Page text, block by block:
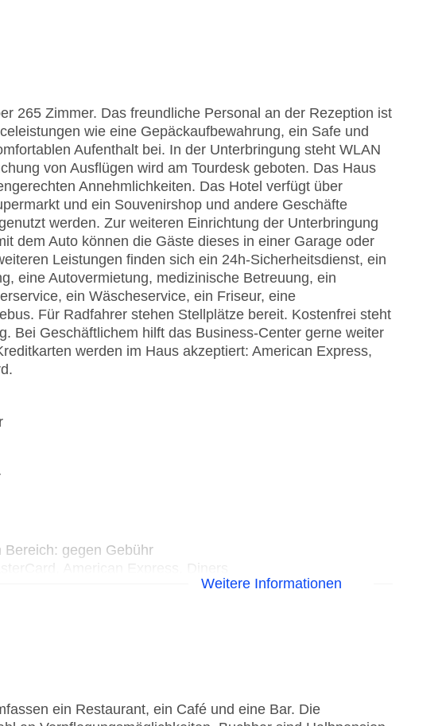
265 Zimmer. Das freundliche Personal an der Rezeption ist
wie eine Gepäckaufbewahrung, ein Safe und
Aufenthalt bei. In der Unterbringung steht WLAN
von Ausflügen wird am Tourdesk geboten. Das Haus
Annehmlichkeiten. Das Hotel verfügt über
und ein Souvenirshop und andere Geschäfte
werden. Zur weiteren Einrichtung der Unterbringung
dem Auto können die Gäste dieses in einer Garage oder
Leistungen finden sich ein 24h-Sicherheitsdienst, ein
eine Autovermietung, medizinische Betreuung, ein
ein Wäscheservice, ein Friseur, eine
Für Radfahrer stehen Stellplätze bereit. Kostenfrei steht
Bei Geschäftlichem hilft das Business-Center gerne weiter
werden im Haus akzeptiert: American Express,
Bereich: gegen Gebühr
unbewacht: gegen Gebühr, Garage: gegen
Weitere Informationen
ein Restaurant, ein Café und eine Bar. Die